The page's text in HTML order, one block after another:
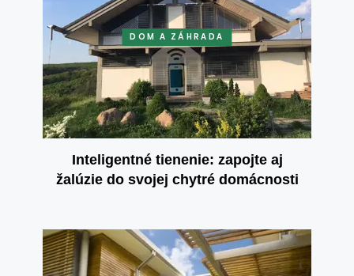
DOM A ZÁHRADA
Inteligentné tienenie: zapojte aj
žalúzie do svojej chytré domácnosti